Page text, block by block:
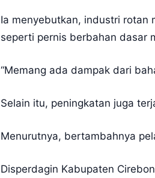
Ia menyebutkan, industri rotan
seperti pernis berbahan dasar
“Memang ada dampak dari
Selain itu, peningkatan juga
Menurutnya, bertambahnya
Disperdagin Kabupaten